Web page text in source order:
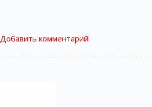
Добавить комментарий